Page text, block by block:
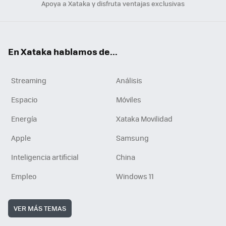
Apoya a Xataka y disfruta ventajas exclusivas
En Xataka hablamos de...
Streaming
Análisis
Espacio
Móviles
Energía
Xataka Movilidad
Apple
Samsung
Inteligencia artificial
China
Empleo
Windows 11
VER MÁS TEMAS